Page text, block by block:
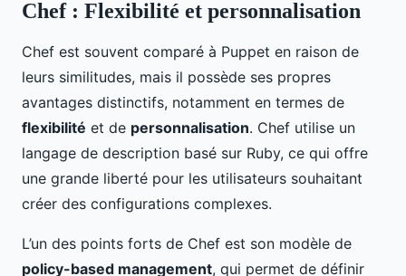
Chef : Flexibilité et personnalisation
Chef est souvent comparé à Puppet en raison de
leurs similitudes, mais il possède ses propres
avantages distinctifs, notamment en termes de
flexibilité et de personnalisation. Chef utilise un
langage de description basé sur Ruby, ce qui offre
une grande liberté pour les utilisateurs souhaitant
créer des configurations complexes.
L’un des points forts de Chef est son modèle de
policy-based management, qui permet de définir